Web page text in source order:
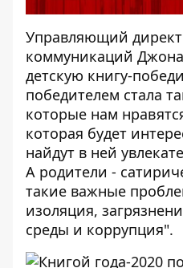
Управляющий
коммуникаций
детскую книгу-
победителем стала
которые нам
которая будет
найдут в ней
А родители -
такие важные
изоляция,
среды и коррупция".